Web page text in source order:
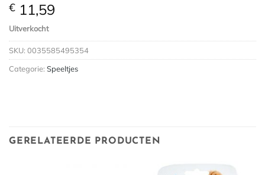
€ 11,59
Uitverkocht
SKU: 0035585495354
Categorie: Speeltjes
GERELATEERDE PRODUCTEN